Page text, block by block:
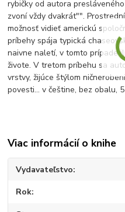
rybičky od autora
zvoní vždy dvakrát"".
možnosť vidieť americkú
príbehy spája typická
naivne naletí, v tomto prípade
živote. V tretom príbehu sa
vrstvy, žijúce štýlom
povesti... v češtine, bez obalu,
Viac informácií o knihe
Vydavateľstvo
Rok